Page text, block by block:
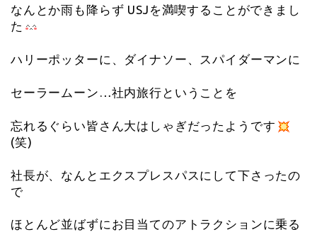
なんとか雨も降らず USJを満喫することができまし
た
ハリーポッターに、ダイナソー、スパイダーマンに
セーラームーン…社内旅行ということを
忘れるぐらい皆さん大はしゃぎだったようです
(笑)
社長が、なんとエクスプレスパスにして下さったの
で
ほとんど並ばずにお目当てのアトラクションに乗る